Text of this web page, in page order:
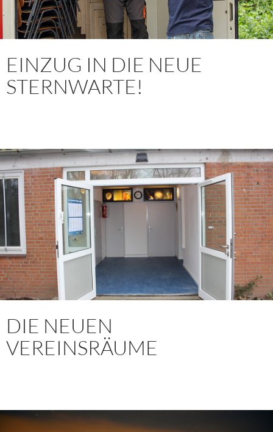
EINZUG IN DIE NEUE
STERNWARTE!
DIE NEUEN
VEREINSRÄUME